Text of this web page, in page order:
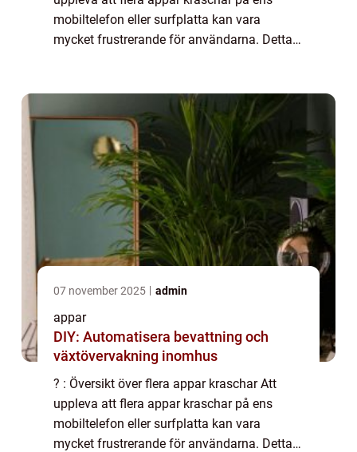
mobiltelefon eller surfplatta kan vara
mycket frustrerande för användarna. Detta
07 november 2025 admin
appar
DIY: Automatisera bevattning och
växtövervakning inomhus
? : Översikt över flera appar kraschar Att
uppleva att flera appar kraschar på ens
mobiltelefon eller surfplatta kan vara
mycket frustrerande för användarna. Detta